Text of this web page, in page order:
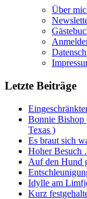
Über
Letzte Beiträge
Bonnie Bishop
Texas )
Es braut sich
Hoher Besuch
Auf den Hund
Idylle am
Kurz